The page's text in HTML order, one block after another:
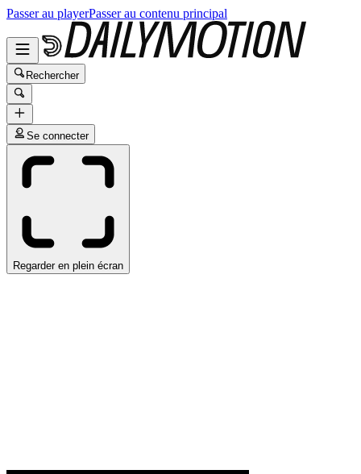
Passer au playerPasser au contenu principal
Rechercher
Se connecter
Regarder en plein écran